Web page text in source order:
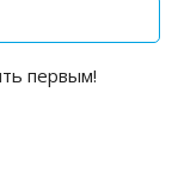
первым!